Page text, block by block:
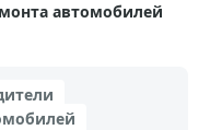
автомобилей